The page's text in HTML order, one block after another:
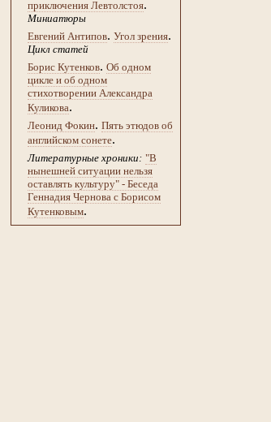
приключения Левтолстоя.
Миниатюры
Евгений Антипов. Угол зрения.
Цикл статей
Борис Кутенков. Об одном
цикле и об одном
стихотворении Александра
Куликова.
Леонид Фокин. Пять этюдов об
английском сонете.
Литературные хроники: "В
нынешней ситуации нельзя
оставлять культуру" - Беседа
Геннадия Чернова с Борисом
Кутенковым.